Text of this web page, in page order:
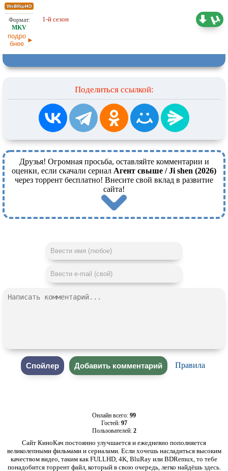
подро
бнее
1-й сезон
Поделиться ссылкой:
Друзья! Огромная просьба, оставляйте комментарии и
оценки, если скачали сериал Агент свыше / Ji shen (2026)
через торрент бесплатно! Внесите свой вклад в развитие
сайта!
Правила
Онлайн всего: 99
Гостей: 97
Пользователей: 2
Сайт КиноКач постоянно улучшается и ежедневно пополняется
великолепными фильмами и сериалами. Если хочешь насладиться высоким
качеством видео, таким как FULLHD, 4K, BluRay или BDRemux, то тебе
понадобится торрент файл, который в свою очередь, легко найдёшь здесь.